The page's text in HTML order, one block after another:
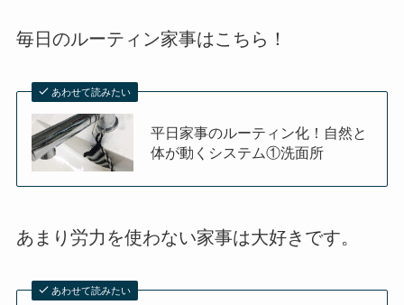
毎日のルーティン家事はこちら！
あわせて読みたい
平日家事のルーティン化！自然と
体が動くシステム①洗面所
あまり労力を使わない家事は大好きです。
あわせて読みたい